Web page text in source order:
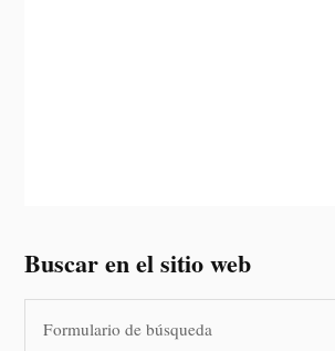
Buscar en el sitio web